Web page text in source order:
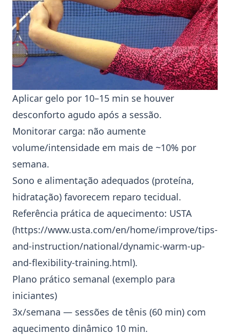
Aplicar gelo por 10–15 min se houver
desconforto agudo após a sessão.
Monitorar carga: não aumente
volume/intensidade em mais de ~10% por
semana.
Sono e alimentação adequados (proteína,
hidratação) favorecem reparo tecidual.
Referência prática de aquecimento: USTA
(https://www.usta.com/en/home/improve/tips-
and-instruction/national/dynamic-warm-up-
and-flexibility-training.html).
Plano prático semanal (exemplo para
iniciantes)
3x/semana — sessões de tênis (60 min) com
aquecimento dinâmico 10 min.